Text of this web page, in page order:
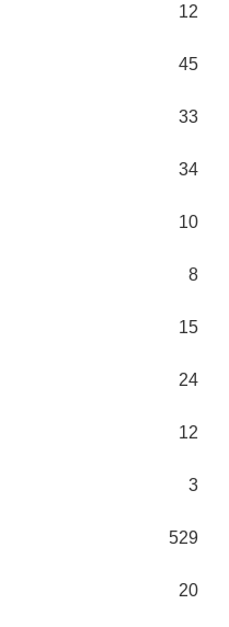
12
45
33
34
10
8
15
24
12
3
529
20